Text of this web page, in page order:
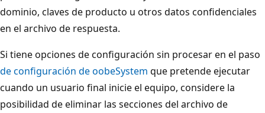
dominio, claves de producto u otros datos confidenciales
en el archivo de respuesta.
Si tiene opciones de configuración sin procesar en el paso
de configuración de oobeSystem que pretende ejecutar
cuando un usuario final inicie el equipo, considere la
posibilidad de eliminar las secciones del archivo de